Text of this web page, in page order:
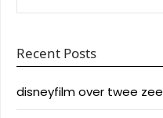
Recent Posts
disneyfilm over twee